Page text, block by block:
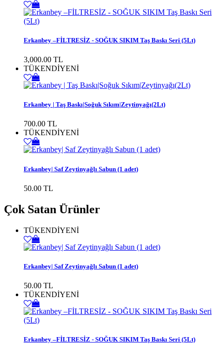
Erkanbey –FİLTRESİZ - SOĞUK SIKIM Taş Baskı Seri (5Lt)
3,000.00 TL
TÜKENDİYENİ
Erkanbey | Taş Baskı|Soğuk Sıkım|Zeytinyağı(2Lt)
700.00 TL
TÜKENDİYENİ
Erkanbey| Saf Zeytinyağlı Sabun (1 adet)
50.00 TL
Çok Satan Ürünler
TÜKENDİYENİ
Erkanbey| Saf Zeytinyağlı Sabun (1 adet)
50.00 TL
TÜKENDİYENİ
Erkanbey –FİLTRESİZ - SOĞUK SIKIM Taş Baskı Seri (5Lt)